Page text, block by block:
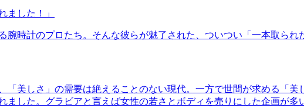
ました！」
腕時計のプロたち。そんな彼らが魅了された、ついつい「一本取られ
「美しさ」の需要は絶えることのない現代。一方で世間が求める「
ました。グラビアと言えば女性の若さとボディを売りにした企画が